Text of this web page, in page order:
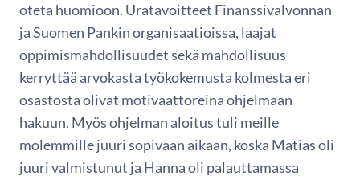
oteta huomioon. Uratavoitteet Finanssivalvonnan
ja Suomen Pankin organisaatioissa, laajat
oppimismahdollisuudet sekä mahdollisuus
kerryttää arvokasta työkokemusta kolmesta eri
osastosta olivat motivaattoreina ohjelmaan
hakuun. Myös ohjelman aloitus tuli meille
molemmille juuri sopivaan aikaan, koska Matias oli
juuri valmistunut ja Hanna oli palauttamassa